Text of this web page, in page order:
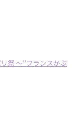
祭 〜”フランスかぶ